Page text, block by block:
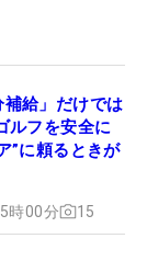
補給」だけでは
ルフを安全に
”に頼るときが
時00分 15